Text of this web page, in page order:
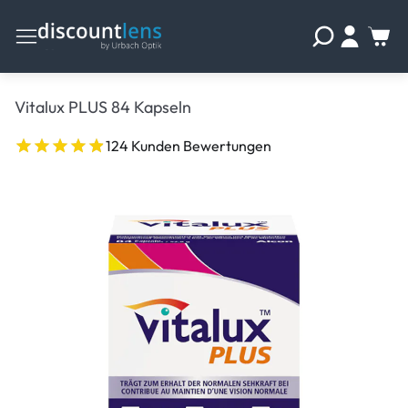
Vitalux PLUS 84 Kapseln
124 Kunden Bewertungen